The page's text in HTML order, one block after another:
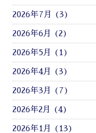
2026年7月 (3)
2026年6月 (2)
2026年5月 (1)
2026年4月 (3)
2026年3月 (7)
2026年2月 (4)
2026年1月 (13)